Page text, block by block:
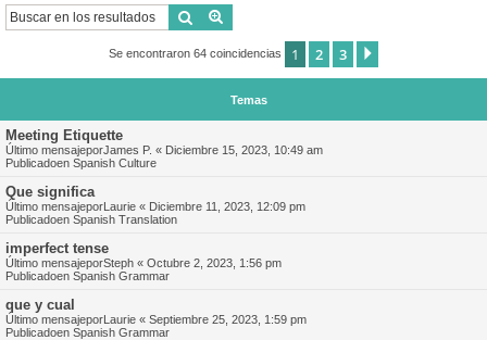
Buscar
Se encontraron 64 coincidencias 1 2 3
Temas
Meeting Etiquette
Último mensajeporJames P. « Diciembre 15, 2023, 10:49 am
Publicadoen Spanish Culture
Que significa
Último mensajeporLaurie « Diciembre 11, 2023, 12:09 pm
Publicadoen Spanish Translation
imperfect tense
Último mensajeporSteph « Octubre 2, 2023, 1:56 pm
Publicadoen Spanish Grammar
que y cual
Último mensajeporLaurie « Septiembre 25, 2023, 1:59 pm
Publicadoen Spanish Grammar